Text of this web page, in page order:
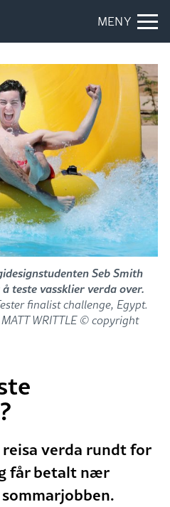
MENY
Seb Smith
teste vassklier verda over.
finalist challenge, Egypt.
WRITTLE © copyright
reisa verda rundt for
får betalt nær